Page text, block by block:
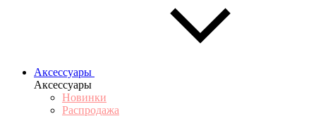
Аксессуары
Аксессуары
Новинки
Распродажа